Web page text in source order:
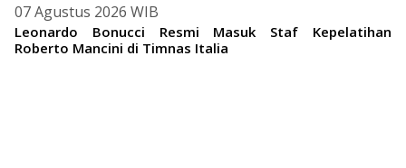
07 Agustus 2026 WIB
Leonardo Bonucci Resmi Masuk Staf Kepelatihan
Roberto Mancini di Timnas Italia